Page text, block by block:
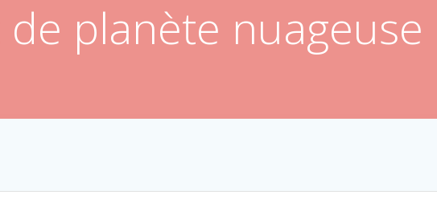
de planète nuageuse